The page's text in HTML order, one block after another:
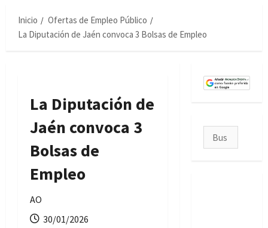
Inicio
Ofertas de Empleo Público
La Diputación de Jaén convoca 3 Bolsas de Empleo
La Diputación de
Jaén convoca 3
Bolsas de
Empleo
AO
30/01/2026
Buscar: